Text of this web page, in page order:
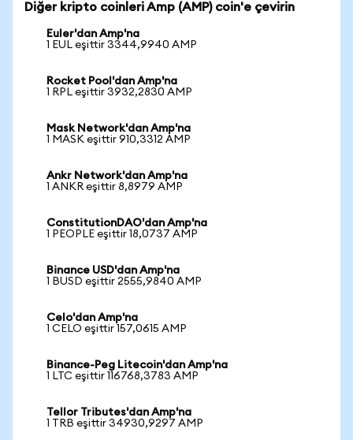
Diğer kripto coinleri Amp (AMP) coin'e çevirin
Euler'dan Amp'na
1 EUL eşittir 3344,9940 AMP
Rocket Pool'dan Amp'na
1 RPL eşittir 3932,2830 AMP
Mask Network'dan Amp'na
1 MASK eşittir 910,3312 AMP
Ankr Network'dan Amp'na
1 ANKR eşittir 8,8979 AMP
ConstitutionDAO'dan Amp'na
1 PEOPLE eşittir 18,0737 AMP
Binance USD'dan Amp'na
1 BUSD eşittir 2555,9840 AMP
Celo'dan Amp'na
1 CELO eşittir 157,0615 AMP
Binance-Peg Litecoin'dan Amp'na
1 LTC eşittir 116768,3783 AMP
Tellor Tributes'dan Amp'na
1 TRB eşittir 34930,9297 AMP